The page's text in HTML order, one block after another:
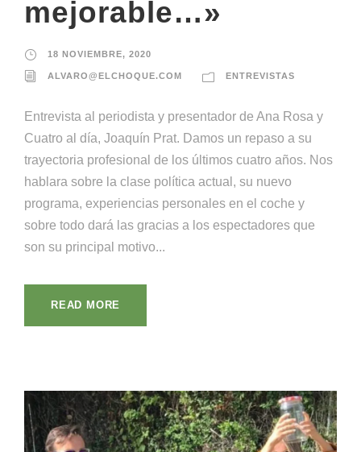
mejorable…»
18 NOVIEMBRE, 2020
ALVARO@ELCHOQUE.COM ENTREVISTAS
Entrevista al periodista y presentador de Ana Rosa y
Cuatro al día, Joaquín Prat. Damos un repaso a su
trayectoria profesional de los últimos cuatro años. Nos
hablara sobre la clase política actual, su nuevo
programa, experiencias personales en el coche y
sobre todo dará las gracias a los espectadores que
son su principal motivo...
READ MORE